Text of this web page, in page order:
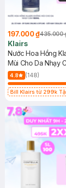
197.000 ₫435.000
Klairs
Nước Hoa Hồng
Mùi Cho Da Nhạy
4.8 (148)
Bill Klairs từ 299k
25ml (SL Có Hạn)